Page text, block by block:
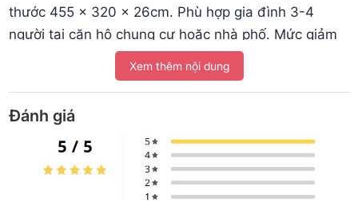
thước 455 x 320 x 26cm. Phù hợp gia đình 3-4
người tại căn hộ chung cư hoặc nhà phố. Mức giảm
43% tại Cellhome đưa giá xuống dưới 1,4 triệu —
hợp lý so với các dòng cùng dung tích.
👨‍👩‍👧‍👦 Ai nên mua — ai không nên
❌ Không nên nếu
Xem thêm nội dung
Đánh giá